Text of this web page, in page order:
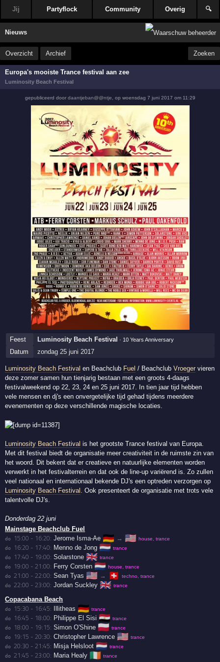
Jij Partyflock Community Overig 🔍
Nieuws
Overzicht Archief Zoeken
Europa's mooiste Trance festival aan zee
Luminosity Beach Festival
gepubliceerd door daantjeban@@ntje op woensdag 7 juni 2017 om 11:29
Feest Luminosity Beach Festival · 10 Years Anniversary
Datum zondag 25 juni 2017
Luminosity Beach Festival en Beachclub Fuel / BeachclubVroeger vieren
deze zomer samen hun tienjarig bestaan met een groots 4-daags
festivalweekend op 22, 23, 24 en 25 juni 2017. In tien jaar tijd hebben
vele mensen en dj's een onvergetelijke tijd gehad tijdens meerdere
evenementen op deze verschillende magische locaties.
Luminosity Beach Festival is het grootste Trance festival van Europa.
Met dit festival biedt de organisatie meer creativiteit in de ruimste zin van
het woord. Dit bekent dat er creatieve en natuurlijke elementen worden
verwerkt in het festivalterrein en dat ook de line-up variërend is. Zo zullen
veel nationaal en internationaal bekende DJ's een optreden verzorgen op
Luminosity Beach Festival . Ook presenteert de organisatie met trots vele
talentvolle DJ's.
Donderdag 22 juni
Mainstage Beachclub Fuel
do 15:00 - 16:20: Jerome Isma-Ae 🇩🇪 → 🇺🇸 house, trance
do 16:20 - 17:40: Menno de Jong 🇳🇱 trance
do 17:40 - 19:00: Solarstone 🇬🇧 trance
do 19:00 - 21:00: Ferry Corsten 🇳🇱 house, trance
do 21:00 - 22:00: Sean Tyas 🇺🇸 → 🇨🇭 techno, trance
do 22:00 - 23:00: Jordan Suckley 🇬🇧 trance
Copacabana Beach
do 15:30 - 16:45: Illitheas 🇩🇪 trance
do 16:45 - 18:00: Philippe El Sisi 🇪🇬 trance
do 18:00 - 19:15: Simon O'Shine 🇵🇱 trance
do 19:15 - 20:30: Christopher Lawrence 🇺🇸 trance
do 20:30 - 21:45: Misja Helsloot 🇳🇱 trance
do 21:45 - 23:00: Maria Healy 🇮🇪 trance